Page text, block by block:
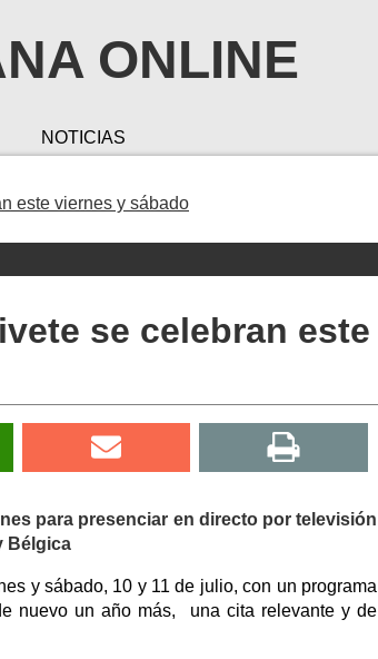
ONLINE
NOTICIAS
este viernes y sábado
se celebran este
para presenciar en directo por televisión
Bélgica
y sábado, 10 y 11 de julio, con un programa
nuevo un año más, una cita relevante y de